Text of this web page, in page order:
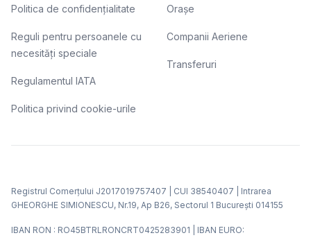
Politica de confidențialitate
Reguli pentru persoanele cu
necesități speciale
Regulamentul IATA
Politica privind cookie-urile
Orașe
Companii Aeriene
Transferuri
Registrul Comerțului J2017019757407 | CUI 38540407 | Intrarea
GHEORGHE SIMIONESCU, Nr.19, Ap B26, Sectorul 1 Bucureşti 014155
IBAN RON : RO45BTRLRONCRT0425283901 | IBAN EURO: